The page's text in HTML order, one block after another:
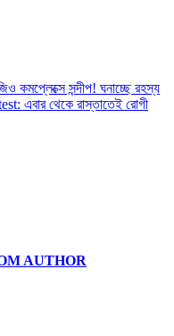
কমপ্লেক্সে সন্দীপ! ঘনাচ্ছে রহস্য
এবার থেকে রাস্তাতেই রোগী
AUTHOR